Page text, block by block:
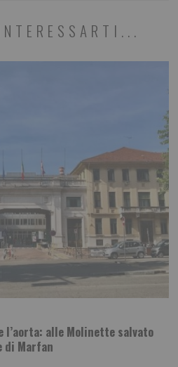
alle Molinette salvato
di Marfan